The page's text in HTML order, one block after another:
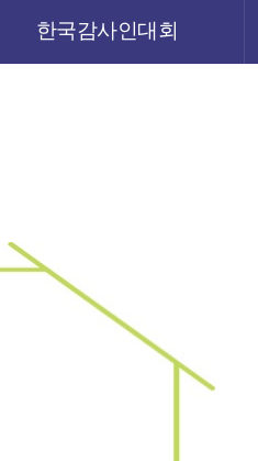
한국감사인대회